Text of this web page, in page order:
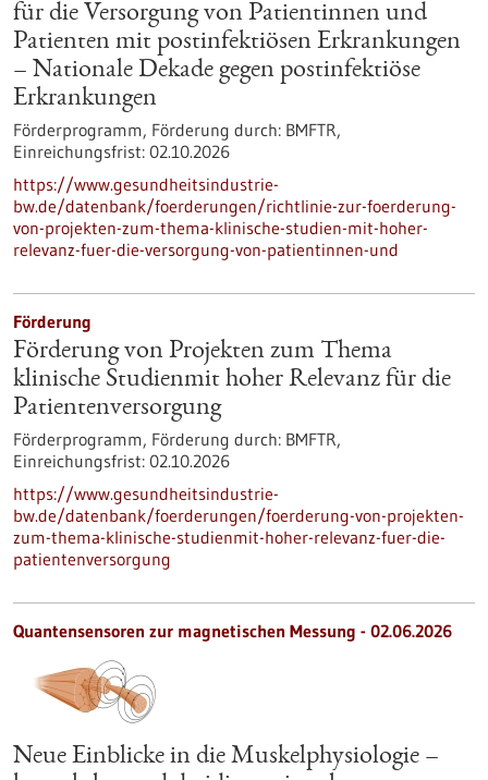
für die Versorgung von Patientinnen und
Patienten mit postinfektiösen Erkrankungen
– Nationale Dekade gegen postinfektiöse
Erkrankungen
Förderprogramm, Förderung durch: BMFTR,
Einreichungsfrist: 02.10.2026
https://www.gesundheitsindustrie-
bw.de/datenbank/foerderungen/richtlinie-zur-foerderung-
von-projekten-zum-thema-klinische-studien-mit-hoher-
relevanz-fuer-die-versorgung-von-patientinnen-und
Förderung
Förderung von Projekten zum Thema
klinische Studienmit hoher Relevanz für die
Patientenversorgung
Förderprogramm, Förderung durch: BMFTR,
Einreichungsfrist: 02.10.2026
https://www.gesundheitsindustrie-
bw.de/datenbank/foerderungen/foerderung-von-projekten-
zum-thema-klinische-studienmit-hoher-relevanz-fuer-die-
patientenversorgung
Quantensensoren zur magnetischen Messung - 02.06.2026
Neue Einblicke in die Muskelphysiologie –